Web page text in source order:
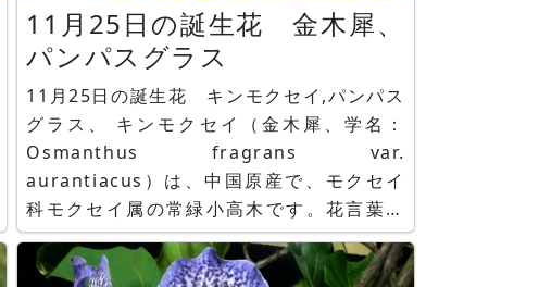
11月25日の誕生花 金木犀、
パンパスグラス
11月25日の誕生花 キンモクセイ,パンパス
グラス、 キンモクセイ（金木犀、学名：
Osmanthus fragrans var.
aurantiacus）は、中国原産で、モクセイ
科モクセイ属の常緑小高木です。花言葉は
「謙虚」です。 パンパスグラス（pampas
grass、学名：Cortaderia selloana）